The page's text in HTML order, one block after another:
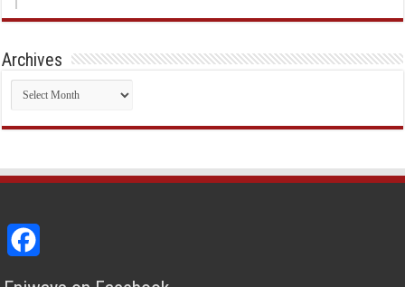
Archives
Archives